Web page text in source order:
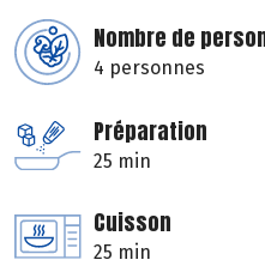
Nombre de
4 personnes
Préparation
25 min
Cuisson
25 min